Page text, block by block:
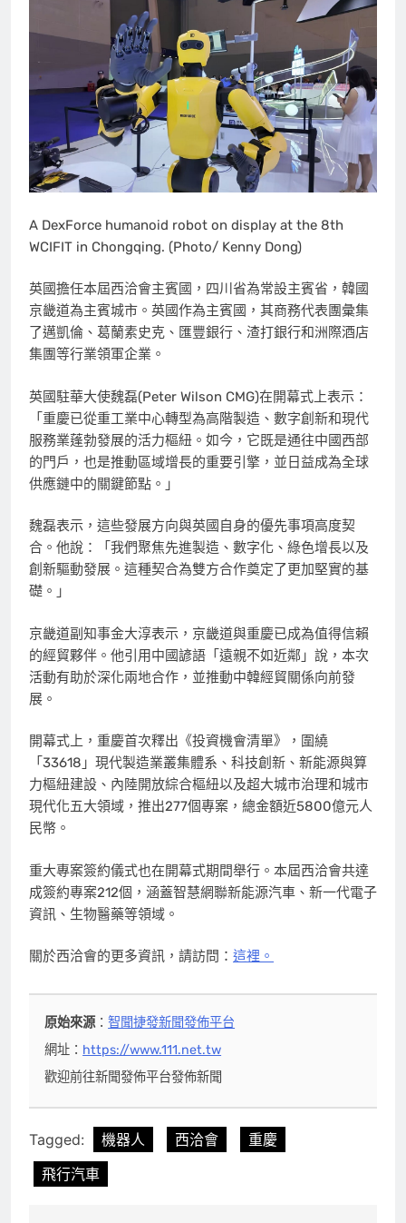
A DexForce humanoid robot on display at the 8th
WCIFIT in Chongqing. (Photo/ Kenny Dong)
英國擔任本屆西洽會主賓國，四川省為常設主賓省，韓國
京畿道為主賓城市。英國作為主賓國，其商務代表團彙集
了邁凱倫、葛蘭素史克、匯豐銀行、渣打銀行和洲際酒店
集團等行業領軍企業。
英國駐華大使魏磊(Peter Wilson CMG)在開幕式上表示：
「重慶已從重工業中心轉型為高階製造、數字創新和現代
服務業蓬勃發展的活力樞紐。如今，它既是通往中國西部
的門戶，也是推動區域增長的重要引擎，並日益成為全球
供應鏈中的關鍵節點。」
魏磊表示，這些發展方向與英國自身的優先事項高度契
合。他說：「我們聚焦先進製造、數字化、綠色增長以及
創新驅動發展。這種契合為雙方合作奠定了更加堅實的基
礎。」
京畿道副知事金大淳表示，京畿道與重慶已成為值得信賴
的經貿夥伴。他引用中國諺語「遠親不如近鄰」說，本次
活動有助於深化兩地合作，並推動中韓經貿關係向前發
展。
開幕式上，重慶首次釋出《投資機會清單》，圍繞
「33618」現代製造業叢集體系、科技創新、新能源與算
力樞紐建設、內陸開放綜合樞紐以及超大城市治理和城市
現代化五大領域，推出277個專案，總金額近5800億元人
民幣。
重大專案簽約儀式也在開幕式期間舉行。本屆西洽會共達
成簽約專案212個，涵蓋智慧網聯新能源汽車、新一代電子
資訊、生物醫藥等領域。
關於西洽會的更多資訊，請訪問： 這裡。
原始來源：智聞捷發新聞發佈平台
網址： https://www.111.net.tw
歡迎前往新聞發佈平台發佈新聞
Tagged: 機器人 西洽會
重慶
飛行汽車